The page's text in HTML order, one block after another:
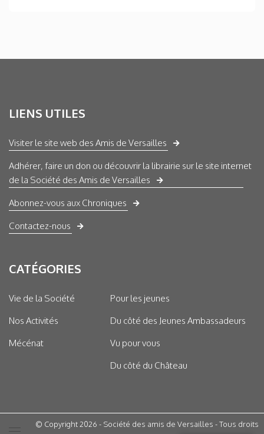
LIENS UTILES
Visiter le site web des Amis de Versailles
Adhérer, faire un don ou découvrir la librairie sur le site internet
de la Société des Amis de Versailles
Abonnez-vous aux Chroniques
Contactez-nous
CATÉGORIES
Vie de la Société
Nos Activités
Mécénat
Pour les jeunes
Du côté des Jeunes Ambassadeurs
Vu pour vous
Du côté du Château
© Copyright 2026 - Société des amis de Versailles - Tous droits